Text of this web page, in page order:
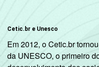
Cetic.br e Unesco
Em 2012, o Cetic.br
da UNESCO, o primeiro